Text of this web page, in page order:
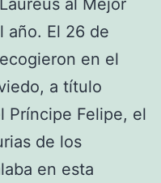
año. El 26 de
en el
a título
Príncipe Felipe, el
de los
en esta